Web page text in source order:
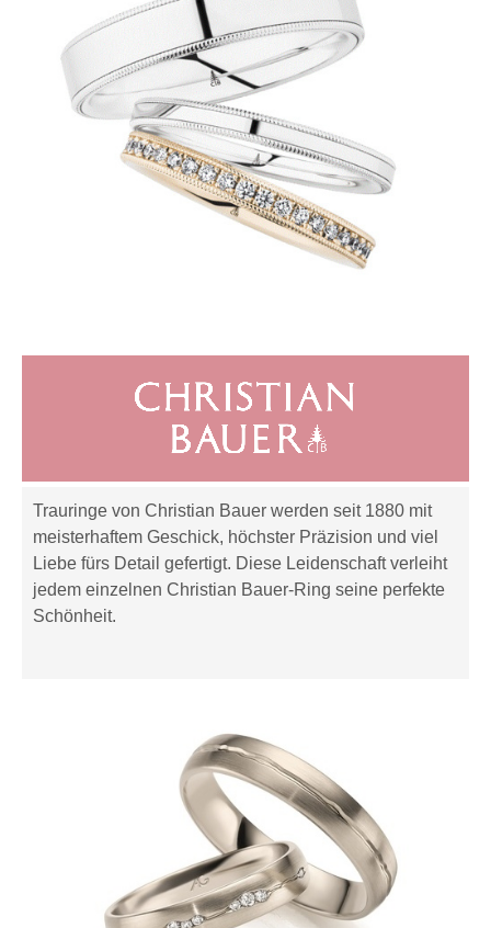
Trauringe von Christian Bauer werden seit 1880 mit
meisterhaftem Geschick, höchster Präzision und viel
Liebe fürs Detail gefertigt. Diese Leidenschaft verleiht
jedem einzelnen Christian Bauer-Ring seine perfekte
Schönheit.